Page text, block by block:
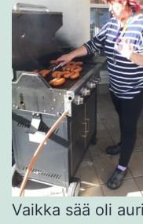
Vaikka sää oli